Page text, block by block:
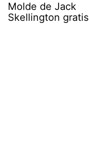
Molde de Jack
Skellington gratis